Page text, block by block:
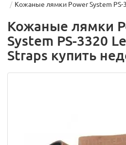
Кожаные лямки Power System PS-
Кожаные лямки
System PS-3320
Straps купить